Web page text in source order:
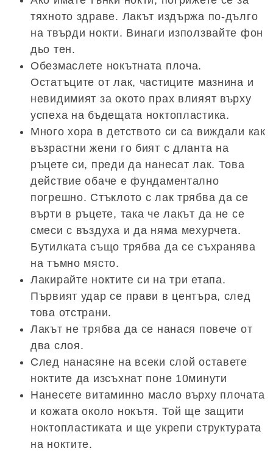
тяхното здраве. Лакът издържа по-дълго
на твърди нокти. Винаги използвайте фон
дьо тен.
Обезмаслете нокътната плоча.
Остатъците от лак, частиците мазнина и
невидимият за окото прах влияят върху
успеха на бъдещата ноктопластика.
Много хора в детството си са виждали как
възрастни жени го бият с дланта на
ръцете си, преди да нанесат лак. Това
действие обаче е фундаментално
погрешно. Стъклото с лак трябва да се
върти в ръцете, така че лакът да не се
смеси с въздуха и да няма мехурчета.
Бутилката също трябва да се съхранява
на тъмно място.
Лакирайте ноктите си на три етапа.
Първият удар се прави в центъра, след
това отстрани.
Лакът не трябва да се нанася повече от
два слоя.
След нанасяне на всеки слой оставете
ноктите да изсъхнат поне 10минути
Нанесете витаминно масло върху плочата
и кожата около нокътя. Той ще защити
ноктопластиката и ще укрепи структурата
на ноктите.